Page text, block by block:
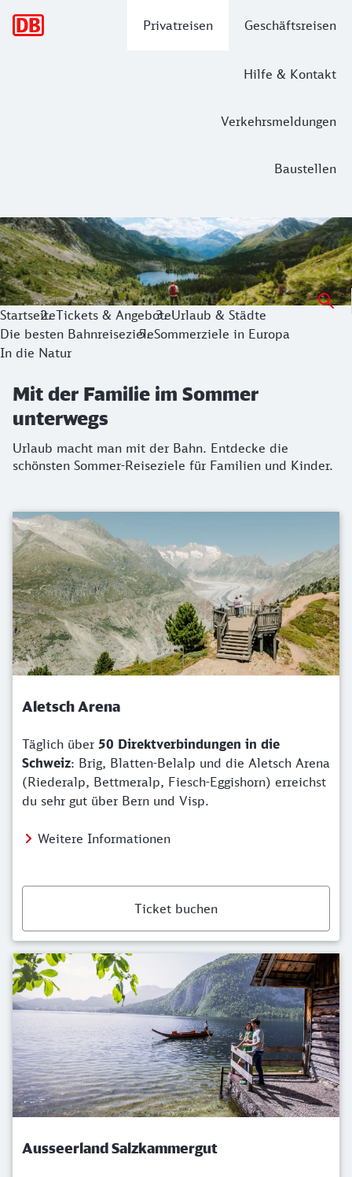
Privatreisen Geschäftsreisen
Hilfe & Kontakt
Verkehrsmeldungen
Baustellen
Mit der Familie im Sommer unterwegs
Urlaub macht man mit der Bahn. Entdecke die schönsten
StartseiteTickets & AngeboteUrlaub & Städte
Die besten BahnreisezieleSommerziele in Europa
In die Natur
Mit der Familie im Sommer
unterwegs
Urlaub macht man mit der Bahn. Entdecke die
schönsten Sommer-Reiseziele für Familien und Kinder.
Aletsch Arena
Täglich über 50 Direktverbindungen in die
Schweiz: Brig, Blatten-Belalp und die Aletsch Arena
(Riederalp, Bettmeralp, Fiesch-Eggishorn) erreichst
du sehr gut über Bern und Visp.
Weitere Informationen
Ticket buchen
Ausseerland Salzkammergut